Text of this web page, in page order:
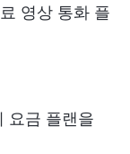
영상 통화 플
요금 플랜을